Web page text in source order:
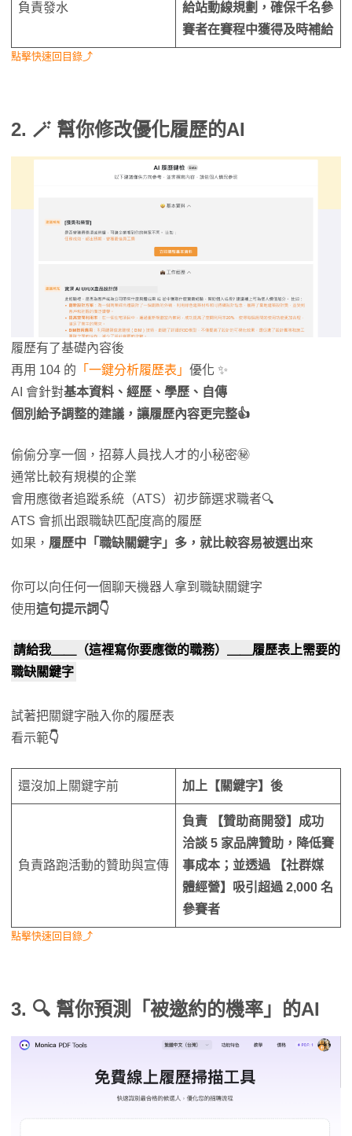
負責發水
給站動線規劃，確保千名參
賽者在賽程中獲得及時補給
點擊快速回目錄⤴
2. 🪄 幫你修改優化履歷的AI
履歷有了基礎內容後
再用 104 的 「一鍵分析履歷表」 優化 ✨
AI 會針對基本資料、經歷、學歷、自傳
個別給予調整的建議，讓履歷內容更完整👍
偷偷分享一個，招募人員找人才的小秘密㊙️
通常比較有規模的企業
會用應徵者追蹤系統（ATS）初步篩選求職者🔍
ATS 會抓出跟職缺匹配度高的履歷
如果， 履歷中「職缺關鍵字」多，就比較容易被選出來
你可以向任何一個聊天機器人拿到職缺關鍵字
使用這句提示詞👇
請給我＿＿（這裡寫你要應徵的職務）＿＿履歷表上需要的
職缺關鍵字
試著把關鍵字融入你的履歷表
看示範👇
還沒加上關鍵字前 加上【關鍵字】後
負責路跑活動的贊助與宣傳
負責 【贊助商開發】 成功
洽談 5 家品牌贊助，降低賽
事成本；並透過
【社群媒
體經營】吸引超過 2,000 名
參賽者
點擊快速回目錄⤴
3. 🔍 幫你預測「被邀約的機率」的AI